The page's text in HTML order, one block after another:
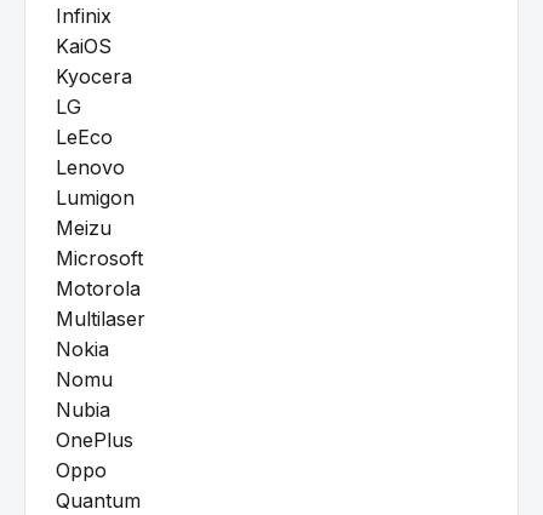
Infinix
KaiOS
Kyocera
LG
LeEco
Lenovo
Lumigon
Meizu
Microsoft
Motorola
Multilaser
Nokia
Nomu
Nubia
OnePlus
Oppo
Quantum